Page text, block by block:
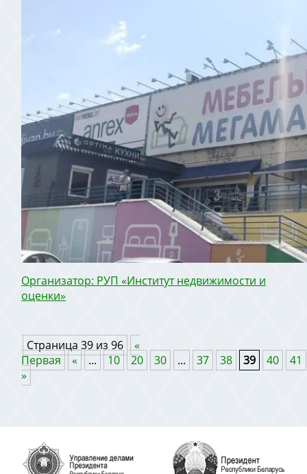
Организатор: РУП «Институт недвижимости и
оценки»
Страница 39 из 96
«
Первая
« ... 10 20 30 ... 37 38 39 40
41
»